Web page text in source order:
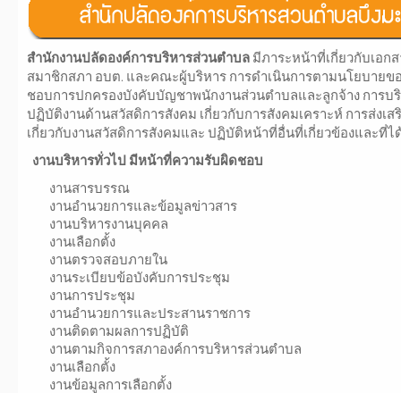
สำนักงานปลัดองค์การบริหารส่วนตำบล มีภาระหน้าที่เกี่ยวกับเอ
สมาชิกสภา อบต. และคณะผู้บริหาร การดำเนินการตามนโยบาย
ชอบการปกครองบังคับบัญชาพนักงานส่วนตำบลและลูกจ้าง การบ
ปฏิบัติงานด้านสวัสดิการสังคม เกี่ยวกับการสังคมเคราะห์ การส่ง
เกี่ยวกับงานสวัสดิการสังคมและ ปฏิบัติหน้าที่อื่นที่เกี่ยวข้องและที่
งานบริหารทั่วไป มีหน้าที่ความรับผิดชอบ
งานสารบรรณ
งานอำนวยการและข้อมูลข่าวสาร
งานบริหารงานบุคคล
งานเลือกตั้ง
งานตรวจสอบภายใน
งานระเบียบข้อบังคับการประชุม
งานการประชุม
งานอำนวยการและประสานราชการ
งานติดตามผลการปฏิบัติ
งานตามกิจการสภาองค์การบริหารส่วนตำบล
งานเลือกตั้ง
งานข้อมูลการเลือกตั้ง